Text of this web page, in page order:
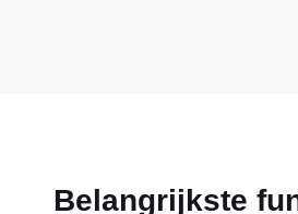
Belangrijkste